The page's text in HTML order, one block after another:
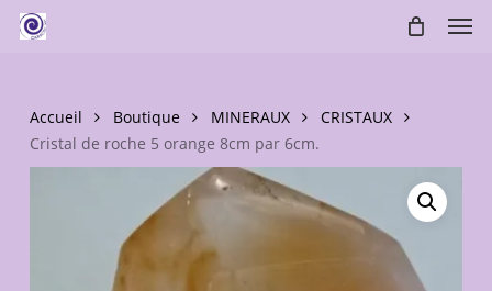
main
Accueil Boutique MINERAUX
CRISTAUX
Cristal de roche 5 orange 8cm par 6cm.